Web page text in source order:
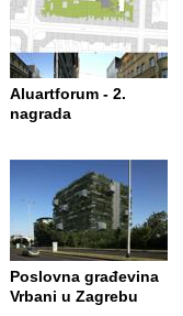
Aluartforum - 2.
nagrada
Poslovna građevina
Vrbani u Zagrebu